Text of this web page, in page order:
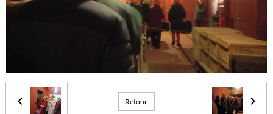
Retour